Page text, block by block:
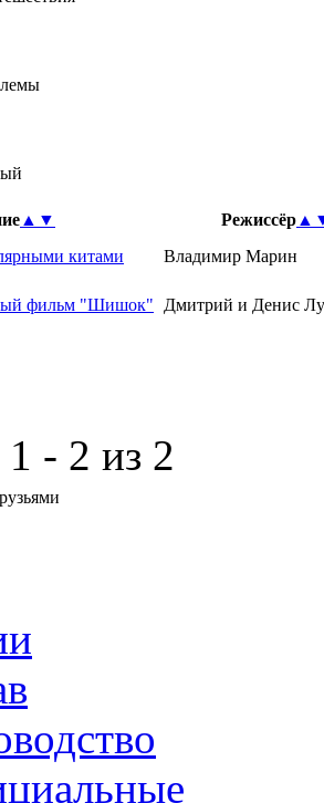
▲ ▼ Режиссёр ▲
китами
Владимир Марин
фильм "Шишок" Дмитрий и Денис
- 2 из 2